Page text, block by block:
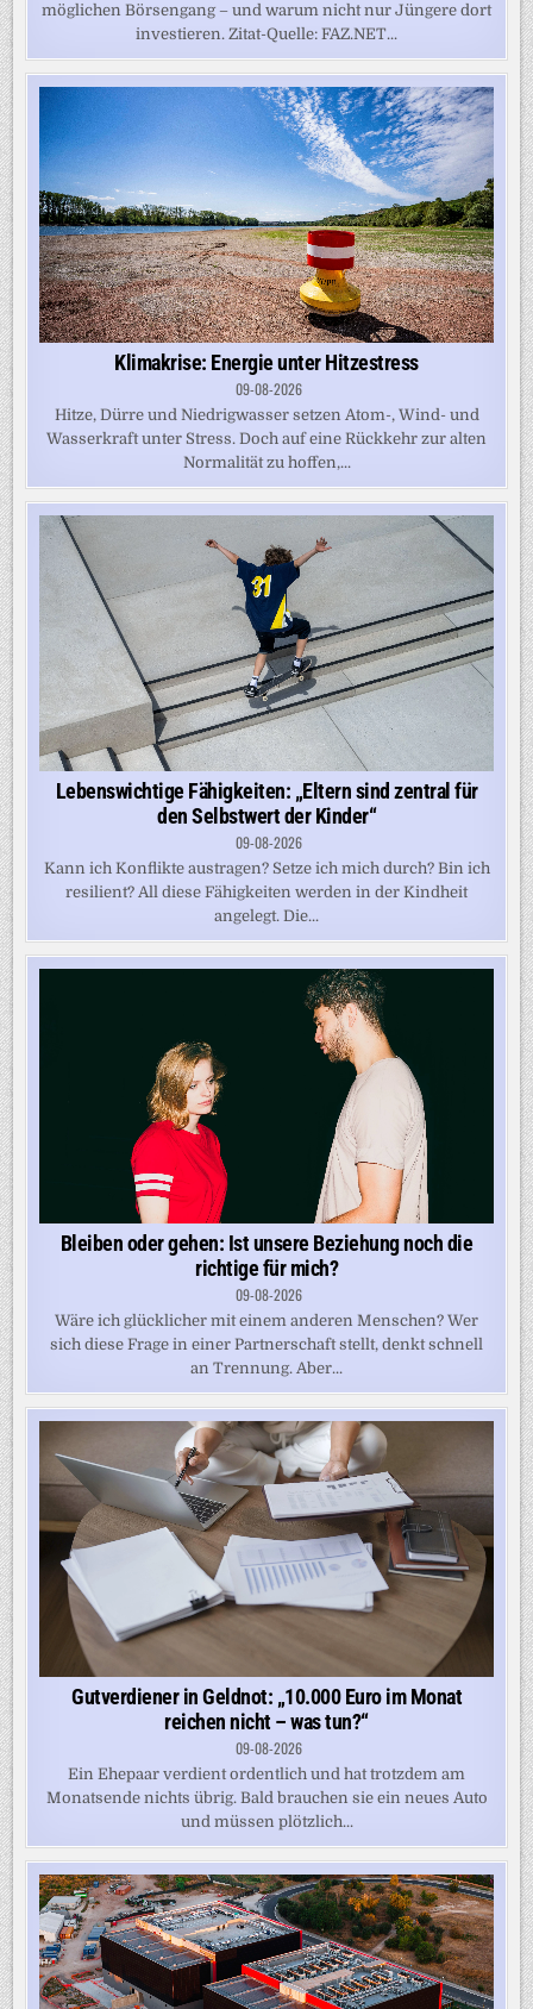
möglichen Börsengang – und warum nicht nur Jüngere dort
investieren. Zitat-Quelle: FAZ.NET...
Klimakrise: Energie unter Hitzestress
09-08-2026
Hitze, Dürre und Niedrigwasser setzen Atom-, Wind- und
Wasserkraft unter Stress. Doch auf eine Rückkehr zur alten
Normalität zu hoffen,...
Lebenswichtige Fähigkeiten: „Eltern sind zentral für
den Selbstwert der Kinder“
09-08-2026
Kann ich Konflikte austragen? Setze ich mich durch? Bin ich
resilient? All diese Fähigkeiten werden in der Kindheit
angelegt. Die...
Bleiben oder gehen: Ist unsere Beziehung noch die
richtige für mich?
09-08-2026
Wäre ich glücklicher mit einem anderen Menschen? Wer
sich diese Frage in einer Partnerschaft stellt, denkt schnell
an Trennung. Aber...
Gutverdiener in Geldnot: „10.000 Euro im Monat
reichen nicht – was tun?“
09-08-2026
Ein Ehepaar verdient ordentlich und hat trotzdem am
Monatsende nichts übrig. Bald brauchen sie ein neues Auto
und müssen plötzlich...